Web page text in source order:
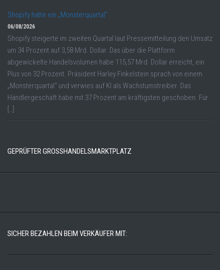
Shopify hatte ein „Monsterquartal“
06/08/2026
Shopify steigerte im zweiten Quartal laut Pressemitteilung den Umsatz
um 34 Prozent auf 3,58 Mrd. Dollar. Das über die Plattform
abgewickelte Handelsvolumen habe 115,57 Mrd. Dollar erreicht, ein
Plus von 32 Prozent. Präsident Harley Finkelstein sprach von einem
„Monsterquartal“ und verwies auf KI als Wachstumstreiber. Das
Händlergeschäft habe mit 37 Prozent am kräftigsten geschoben. Für
[…]
GEPRÜFTER GROSSHANDELSMARKTPLATZ
SICHER BEZAHLEN BEIM VERKÄUFER MIT: